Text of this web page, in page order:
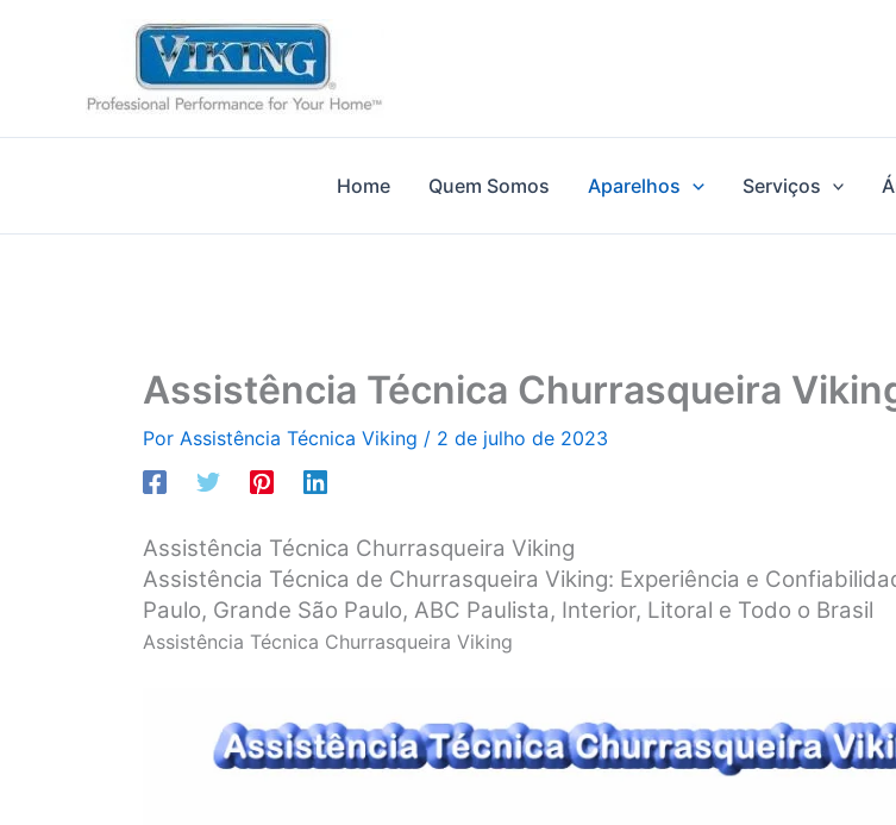
Home Quem Somos Aparelhos Serviços
Assistência Técnica Churrasqueira
Por Assistência Técnica Viking / 2 de julho de 2023
Assistência Técnica Churrasqueira Viking
Assistência Técnica de Churrasqueira Viking: Experiência e
Paulo, Grande São Paulo, ABC Paulista, Interior, Litoral e Todo o Brasil
Assistência Técnica Churrasqueira Viking